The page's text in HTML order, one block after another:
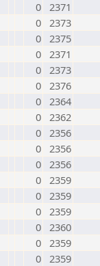
0 2371
0 2373
0 2375
0 2371
0 2373
0 2376
0 2364
0 2362
0 2356
0 2356
0 2356
0 2359
0 2359
0 2359
0 2360
0 2359
0 2359